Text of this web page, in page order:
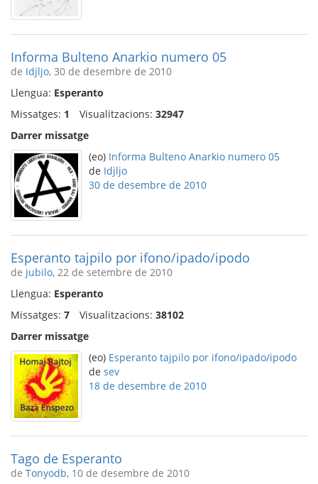
Informa Bulteno Anarkio numero 05
de Idjljo, 30 de desembre de 2010
Llengua: Esperanto
Missatges: 1 Visualitzacions: 32947
Darrer missatge
(eo) Informa Bulteno Anarkio numero 05
de Idjljo
30 de desembre de 2010
Esperanto tajpilo por ifono/ipado/ipodo
de jubilo, 22 de setembre de 2010
Llengua: Esperanto
Missatges: 7 Visualitzacions: 38102
Darrer missatge
(eo) Esperanto tajpilo por ifono/ipado/ipodo
de sev
18 de desembre de 2010
Tago de Esperanto
de Tonyodb, 10 de desembre de 2010